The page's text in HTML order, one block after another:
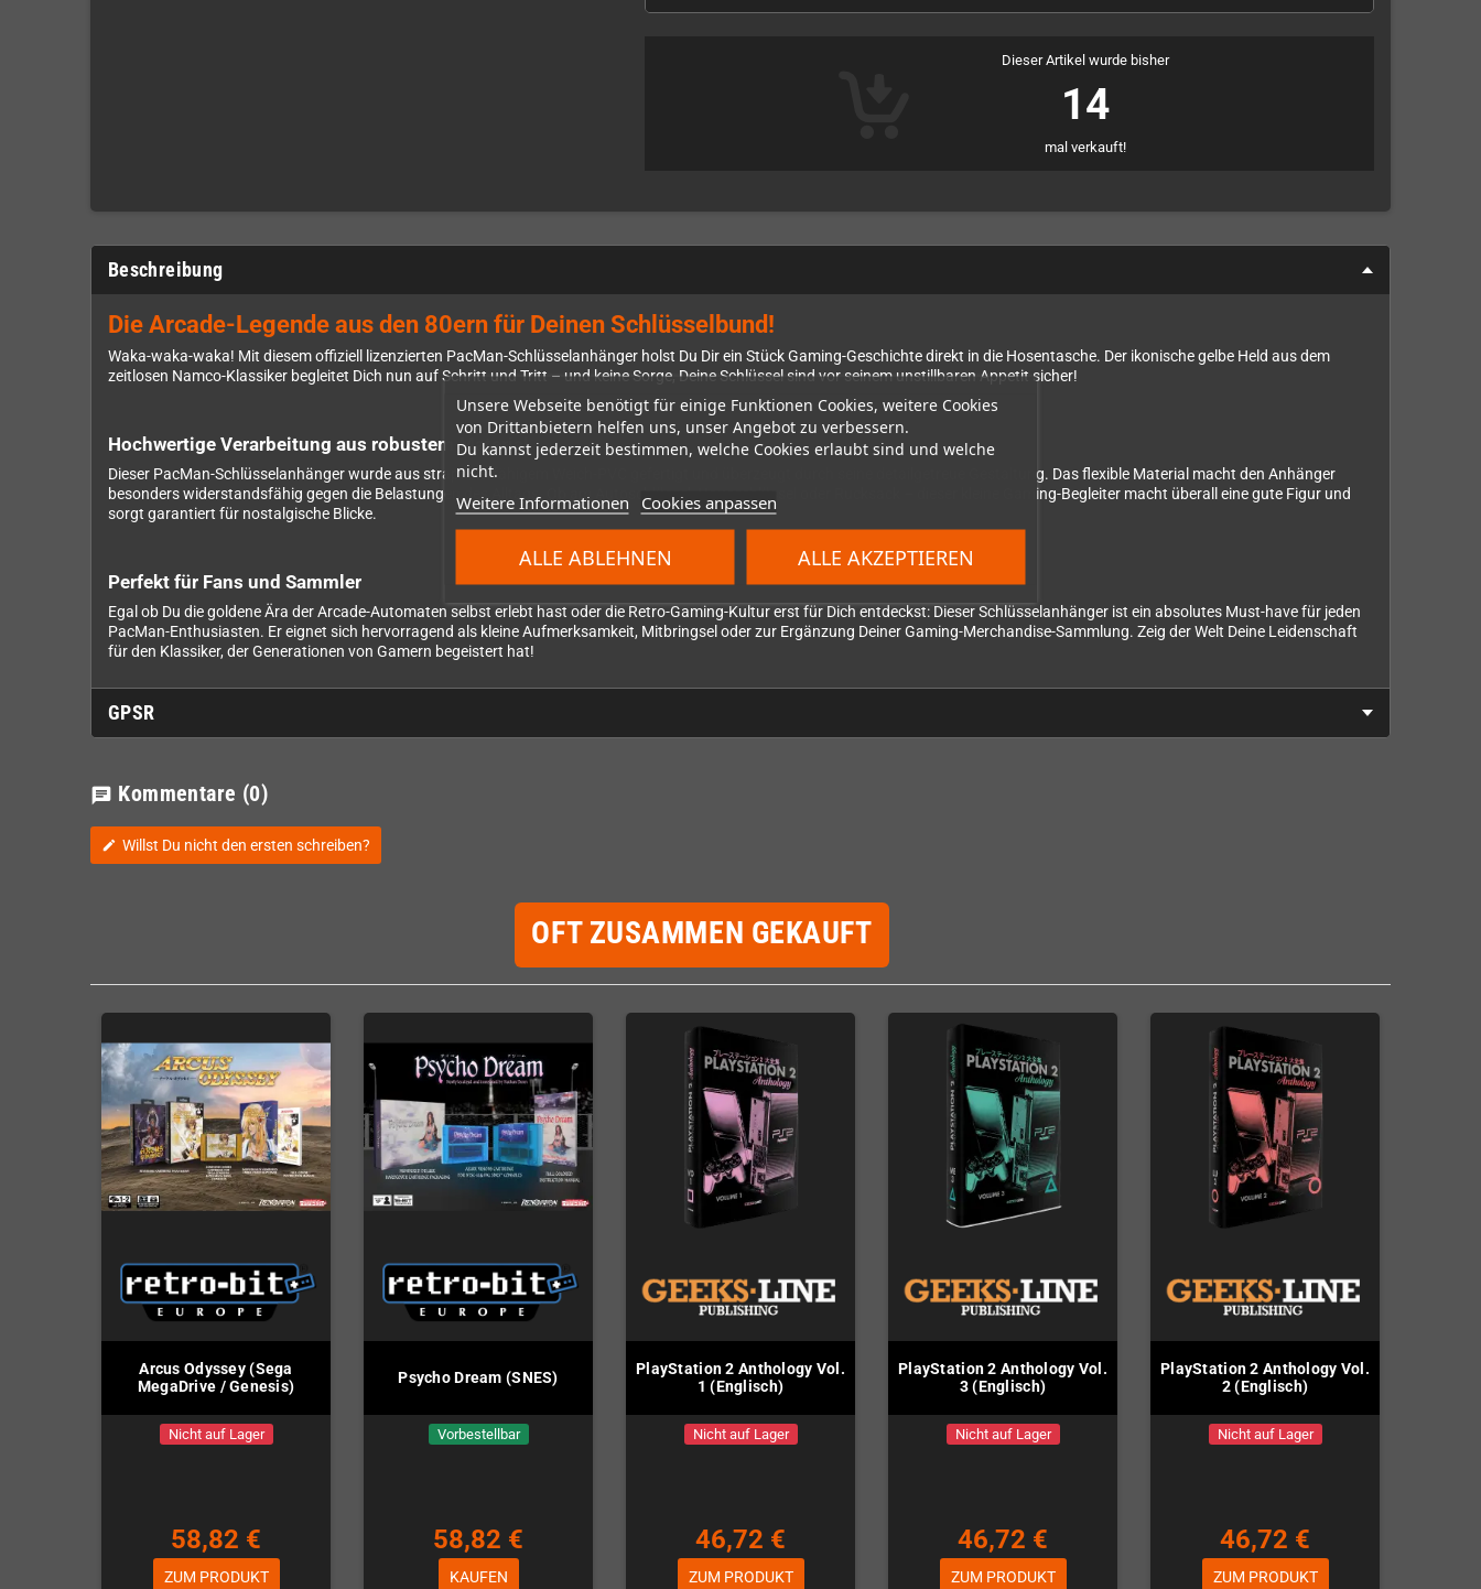
Unsere Webseite benötigt für einige Funktionen Cookies, weitere Cookies
von Drittanbietern helfen uns, unser Angebot zu verbessern.
Du kannst jederzeit bestimmen, welche Cookies erlaubt sind und welche
nicht.
Weitere Informationen Cookies anpassen
ALLE ABLEHNEN ALLE AKZEPTIEREN
Dieser Artikel wurde bisher
14
mal verkauft!
Beschreibung
Die Arcade-Legende aus den 80ern für Deinen Schlüsselbund!
Waka-waka-waka! Mit diesem offiziell lizenzierten PacMan-Schlüsselanhänger holst Du Dir ein Stück Gaming-Geschichte direkt in die Hosentasche. Der ikonische gelbe Held aus dem
zeitlosen Namco-Klassiker begleitet Dich nun auf Schritt und Tritt – und keine Sorge, Deine Schlüssel sind vor seinem unstillbaren Appetit sicher!
Hochwertige Verarbeitung aus robustem Material
Dieser PacMan-Schlüsselanhänger wurde aus strapazierfähigem Weich-PVC gefertigt und überzeugt durch seine detailgetreue Gestaltung. Das flexible Material macht den Anhänger
besonders widerstandsfähig gegen die Belastungen des Alltags. Ob am Autoschlüssel, Hausschlüssel oder Rucksack – dieser kleine Gaming-Begleiter macht überall eine gute Figur und
sorgt garantiert für nostalgische Blicke.
Perfekt für Fans und Sammler
Egal ob Du die goldene Ära der Arcade-Automaten selbst erlebt hast oder die Retro-Gaming-Kultur erst für Dich entdeckst: Dieser Schlüsselanhänger ist ein absolutes Must-have für jeden
PacMan-Enthusiasten. Er eignet sich hervorragend als kleine Aufmerksamkeit, Mitbringsel oder zur Ergänzung Deiner Gaming-Merchandise-Sammlung. Zeig der Welt Deine Leidenschaft
für den Klassiker, der Generationen von Gamern begeistert hat!
GPSR
chat Kommentare (0)
edit Willst Du nicht den ersten schreiben?
OFT ZUSAMMEN GEKAUFT
Arcus Odyssey (Sega
MegaDrive / Genesis)
Nicht auf Lager
58,82 €
ZUM PRODUKT
Psycho Dream (SNES)
Vorbestellbar
58,82 €
KAUFEN
PlayStation 2 Anthology Vol.
1 (Englisch)
Nicht auf Lager
46,72 €
ZUM PRODUKT
PlayStation 2 Anthology Vol.
3 (Englisch)
Nicht auf Lager
46,72 €
ZUM PRODUKT
PlayStation 2 Anthology Vol.
2 (Englisch)
Nicht auf Lager
46,72 €
ZUM PRODUKT